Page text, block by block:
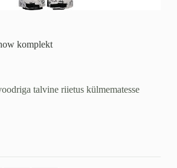
komplekt
talvine riietus külmematesse